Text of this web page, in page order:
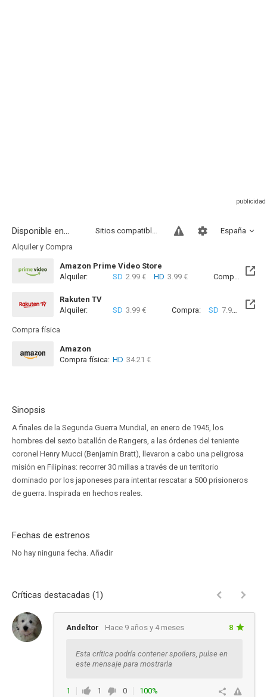
Disponible en... España
Sitios compatibles
Alquiler y Compra
Amazon Prime Video Store
Alquiler:
SD 2.99 € HD 3.99 € Compra: SD
Rakuten TV
Alquiler:
SD 3.99 € Compra: SD 7.99 €
Compra física
Amazon
Compra física: HD 34.21 €
Sinopsis
A finales de la Segunda Guerra Mundial, en enero de 1945, los
hombres del sexto batallón de Rangers, a las órdenes del teniente
coronel Henry Mucci (Benjamin Bratt), llevaron a cabo una peligrosa
misión en Filipinas: recorrer 30 millas a través de un territorio
dominado por los japoneses para intentar rescatar a 500 prisioneros
de guerra. Inspirada en hechos reales.
Fechas de estrenos
No hay ninguna fecha. Añadir
Críticas destacadas (1)
Andeltor Hace 9 años y 4 meses 8
Esta crítica podría contener spoilers, pulse en
este mensaje para mostrarla
1 1 0
100%